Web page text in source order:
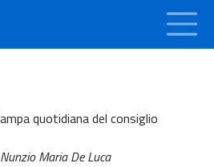
quotidiana del consiglio
Maria De Luca